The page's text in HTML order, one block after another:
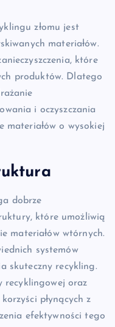
złomu jest
materiałów.
które
produktów. Dlatego
i oczyszczania
materiałów o wysokiej
dobrze
które umożliwią
materiałów wtórnych.
systemów
skuteczny recykling.
recyklingowej oraz
płynących z
efektywności tego